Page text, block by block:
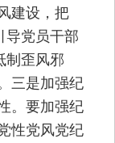
建设，把
导党员干部
制歪风邪
三是加强纪
。要加强纪
性党风党纪